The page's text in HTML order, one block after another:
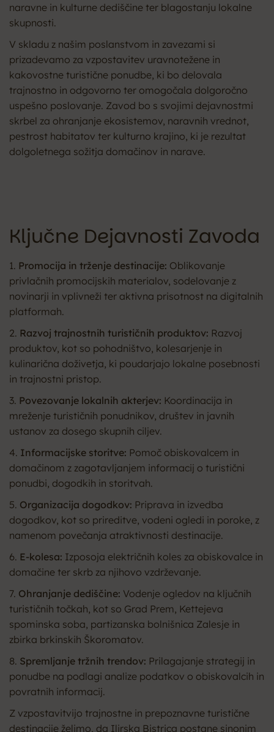
naravne in kulturne dediščine ter blagostanju lokalne
skupnosti.
V skladu z našim poslanstvom in zavezami si
prizadevamo za vzpostavitev uravnotežene in
kakovostne turistične ponudbe, ki bo delovala
trajnostno in odgovorno ter omogočala dolgoročno
uspešno poslovanje. Zavod bo s svojimi dejavnostmi
skrbel za ohranjanje ekosistemov, naravnih vrednot,
pestrost habitatov ter kulturno krajino, ki je rezultat
dolgoletnega sožitja domačinov in narave.
Ključne Dejavnosti Zavoda
1. Promocija in trženje destinacije: Oblikovanje
privlačnih promocijskih materialov, sodelovanje z
novinarji in vplivneži ter aktivna prisotnost na digitalnih
platformah.
2. Razvoj trajnostnih turističnih produktov: Razvoj
produktov, kot so pohodništvo, kolesarjenje in
kulinarična doživetja, ki poudarjajo lokalne posebnosti
in trajnostni pristop.
3. Povezovanje lokalnih akterjev: Koordinacija in
mreženje turističnih ponudnikov, društev in javnih
ustanov za dosego skupnih ciljev.
4. Informacijske storitve: Pomoč obiskovalcem in
domačinom z zagotavljanjem informacij o turistični
ponudbi, dogodkih in storitvah.
5. Organizacija dogodkov: Priprava in izvedba
dogodkov, kot so prireditve, vodeni ogledi in poroke, z
namenom povečanja atraktivnosti destinacije.
6. E-kolesa: Izposoja električnih koles za obiskovalce in
domačine ter skrb za njihovo vzdrževanje.
7. Ohranjanje dediščine: Vodenje ogledov na ključnih
turističnih točkah, kot so Grad Prem, Kettejeva
spominska soba, partizanska bolnišnica Zalesje in
zbirka brkinskih Škoromatov.
8. Spremljanje tržnih trendov: Prilagajanje strategij in
ponudbe na podlagi analize podatkov o obiskovalcih in
povratnih informacij.
Z vzpostavitvijo trajnostne in prepoznavne turistične
destinacije želimo, da Ilirska Bistrica postane sinonim